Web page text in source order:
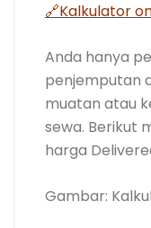
🔗Kalkulator
Anda hanya
penjemputan
muatan atau
sewa. Berikut
harga
Gambar: